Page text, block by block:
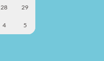
28 29
4 5